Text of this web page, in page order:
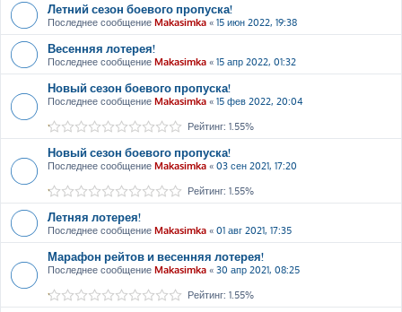
Летний сезон боевого пропуска!
Последнее сообщение Makasimka « 15 июн 2022, 19:38
Весенняя лотерея!
Последнее сообщение Makasimka « 15 апр 2022, 01:32
Новый сезон боевого пропуска!
Последнее сообщение Makasimka « 15 фев 2022, 20:04
Рейтинг: 1.55%
Новый сезон боевого пропуска!
Последнее сообщение Makasimka « 03 сен 2021, 17:20
Рейтинг: 1.55%
Летняя лотерея!
Последнее сообщение Makasimka « 01 авг 2021, 17:35
Марафон рейтов и весенняя лотерея!
Последнее сообщение Makasimka « 30 апр 2021, 08:25
Рейтинг: 1.55%